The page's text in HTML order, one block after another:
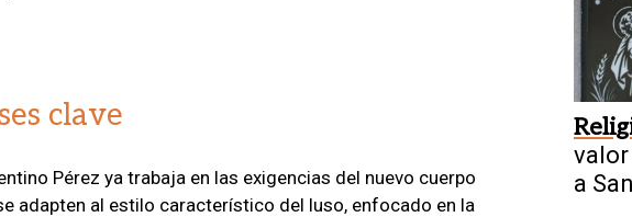
clave
Pérez ya trabaja en las exigencias del nuevo cuerpo
adapten al estilo característico del luso, enfocado en la
a